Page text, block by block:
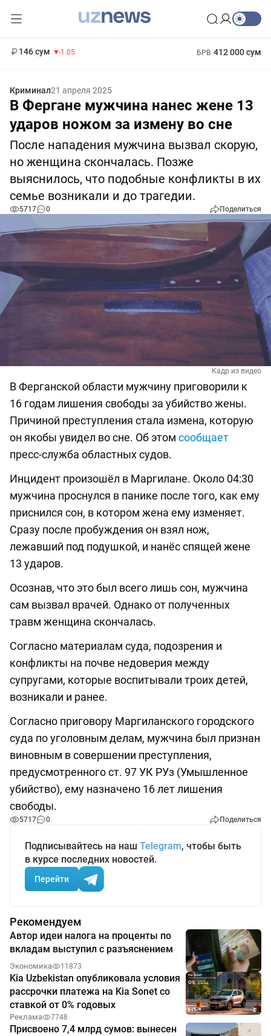
146 сум -1.05 БРВ 412 000 сум
Криминал21 апреля 2025
В Фергане мужчина нанес жене 13
ударов ножом за измену во сне
После нападения мужчина вызвал скорую,
но женщина скончалась. Позже
выяснилось, что подобные конфликты в их
семье возникали и до трагедии.
5717 0 Поделиться
Кадр из видео
В Ферганской области мужчину приговорили к
16 годам лишения свободы за убийство жены.
Причиной преступления стала измена, которую
он якобы увидел во сне. Об этом сообщает
пресс-служба областных судов.
Инцидент произошёл в Маргилане. Около 04:30
мужчина проснулся в панике после того, как ему
приснился сон, в котором жена ему изменяет.
Сразу после пробуждения он взял нож,
лежавший под подушкой, и нанёс спящей жене
13 ударов.
Осознав, что это был всего лишь сон, мужчина
сам вызвал врачей. Однако от полученных
травм женщина скончалась.
Согласно материалам суда, подозрения и
конфликты на почве недоверия между
супругами, которые воспитывали троих детей,
возникали и ранее.
Согласно приговору Маргиланского городского
суда по уголовным делам, мужчина был признан
виновным в совершении преступления,
предусмотренного ст. 97 УК РУз (Умышленное
убийство), ему назначено 16 лет лишения
свободы.
5717 0 Поделиться
Подписывайтесь на наш Telegram, чтобы быть
в курсе последних новостей.
Перейти
Рекомендуем
Автор идеи налога на проценты по
вкладам выступил с разъяснением
Экономика 11873
Kia Uzbekistan опубликовала условия
рассрочки платежа на Kia Sonet со
ставкой от 0% годовых
Реклама 7748
Присвоено 7,4 млрд сумов: вынесен